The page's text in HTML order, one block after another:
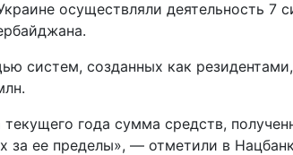
осуществляли деятельность
систем, созданных как
текущего года сумма средств,
за ее пределы», — отметили в